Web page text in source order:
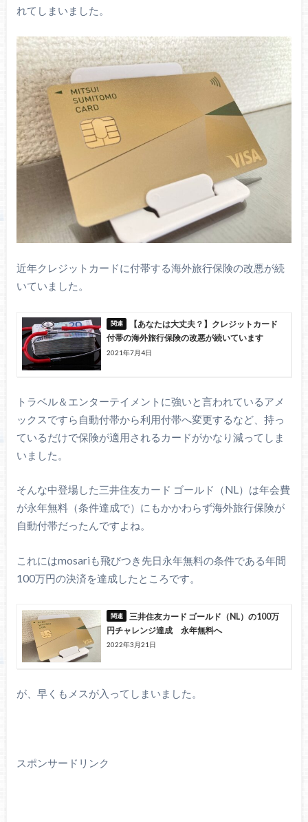
れてしまいました。
近年クレジットカードに付帯する海外旅行保険の改悪が続
いていました。
【あなたは大丈夫？】クレジットカード
付帯の海外旅行保険の改悪が続いています
2021年7月4日
トラベル＆エンターテイメントに強いと言われているアメ
ックスですら自動付帯から利用付帯へ変更するなど、持っ
ているだけで保険が適用されるカードがかなり減ってしま
いました。
そんな中登場した三井住友カード ゴールド（NL）は年会費
が永年無料（条件達成で）にもかかわらず海外旅行保険が
自動付帯だったんですよね。
これにはmosariも飛びつき先日永年無料の条件である年間
100万円の決済を達成したところです。
三井住友カード ゴールド（NL）の100万
円チャレンジ達成 永年無料へ
2022年3月21日
が、早くもメスが入ってしまいました。
スポンサードリンク